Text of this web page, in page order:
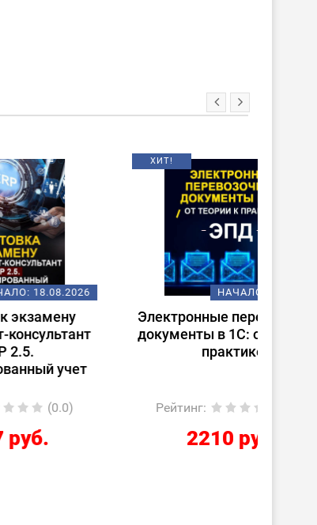
НОВИНКА
ХИТ!
18.08.2026
Электронные перевозочные
документы в 1С: от теории к
Рейтинг (0.0)
2210 руб.